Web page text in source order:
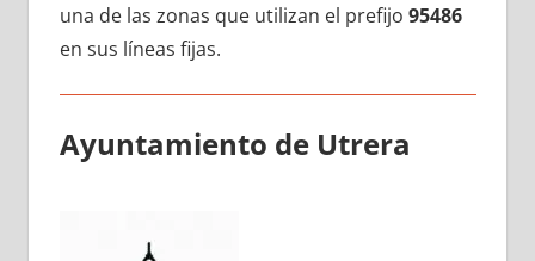
una dе las zonas quе utilizan el prefijo 95486
en sus líneas fijas.
Ayuntamiento dе Utrera